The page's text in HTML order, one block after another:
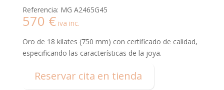
Referencia: MG A2465G45
570 € iva inc.
Oro de 18 kilates (750 mm) con certificado de calidad,
especificando las características de la joya.
Reservar cita en tienda